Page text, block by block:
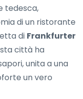
tedesca,
di un ristorante
di Frankfurter
città ha
unita a una
un vero